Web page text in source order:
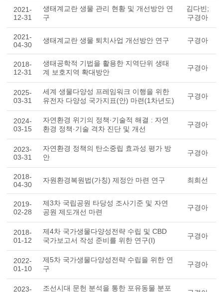
2021-
12-31
생태계교란 생물 관리 현황 및 개선방안 연
구
김다빈;
구경아
2021-
04-30
생태계교란 생물 퇴치사업 개선방안 연구 구경아
2018-
12-31
생태공학적 기법을 활용한 지역단위 생태
계 보호지역 확대방안
구경아
2025-
03-31
세계 생물다양성 프레임워크 이행을 위한
유전자 다양성 국가지표(안) 마련(1차년도)
구경아
2024-
03-15
자연환경 위기의 정책·기술적 해결 : 자연
환경 정책·기술 격차 진단 및 개선
구경아
2023-
03-31
자연환경 정책의 탄소중립 효과성 평가 방
안
구경아
2018-
04-30
자원환경복원법(가칭) 제정안 마련 연구 최희선
2019-
02-28
제3차 국립공원 타당성 조사기준 및 자연
공원 제도개선 마련
구경아
2018-
01-12
제4차 국가생물다양성전략 수립 및 CBD
국가보고서 작성 준비를 위한 연구(I)
구경아
2022-
01-10
제5차 국가생물다양성전략 수립을 위한 연
구
구경아
2023- 조선시대 문헌 분석을 통한 포유동물 분포